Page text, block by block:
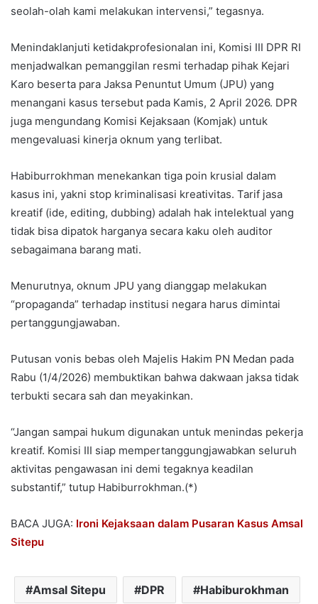
seolah-olah kami melakukan intervensi,” tegasnya.
Menindaklanjuti ketidakprofesionalan ini, Komisi III DPR RI
menjadwalkan pemanggilan resmi terhadap pihak Kejari
Karo beserta para Jaksa Penuntut Umum (JPU) yang
menangani kasus tersebut pada Kamis, 2 April 2026. DPR
juga mengundang Komisi Kejaksaan (Komjak) untuk
mengevaluasi kinerja oknum yang terlibat.
Habiburrokhman menekankan tiga poin krusial dalam
kasus ini, yakni stop kriminalisasi kreativitas. Tarif jasa
kreatif (ide, editing, dubbing) adalah hak intelektual yang
tidak bisa dipatok harganya secara kaku oleh auditor
sebagaimana barang mati.
Menurutnya, oknum JPU yang dianggap melakukan
“propaganda” terhadap institusi negara harus dimintai
pertanggungjawaban.
Putusan vonis bebas oleh Majelis Hakim PN Medan pada
Rabu (1/4/2026) membuktikan bahwa dakwaan jaksa tidak
terbukti secara sah dan meyakinkan.
“Jangan sampai hukum digunakan untuk menindas pekerja
kreatif. Komisi III siap mempertanggungjawabkan seluruh
aktivitas pengawasan ini demi tegaknya keadilan
substantif,” tutup Habiburrokhman.(*)
BACA JUGA: Ironi Kejaksaan dalam Pusaran Kasus Amsal
Sitepu
Amsal Sitepu DPR Habiburokhman